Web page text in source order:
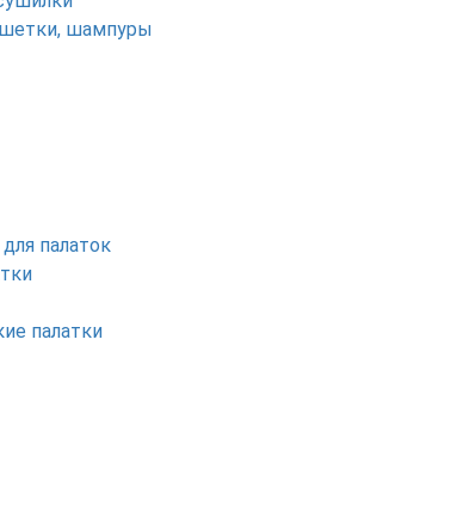
шампуры
палаток
палатки